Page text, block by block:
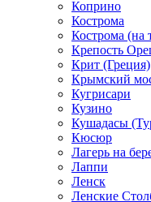
Коприно
Кострома
Кострома
Крепость
Крит (Греция)
Крымский
Кугрисари
Кузино
Кушадасы
Кюсюр
Лагерь на
Лаппи
Ленск
Ленские